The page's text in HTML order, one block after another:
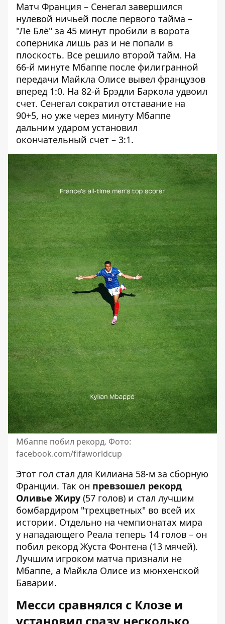
Матч Франция – Сенегал завершился
нулевой ничьей после первого тайма –
"Ле Блё" за 45 минут пробили в ворота
соперника лишь раз и не попали в
плоскость. Все решило второй тайм. На
66-й минуте Мбаппе после филигранной
передачи Майкла Олисе вывел французов
вперед 1:0. На 82-й Брэдли Баркола удвоил
счет. Сенегал сократил отставание на
90+5, но уже через минуту Мбаппе
дальним ударом установил
окончательный счет – 3:1.
Мбаппе побил рекорд. Фото:
facebook.com/fifaworldcup
Этот гол стал для Килиана 58-м за сборную
Франции. Так он превзошел рекорд
Оливье Жиру (57 голов) и стал лучшим
бомбардиром "трехцветных" во всей их
истории. Отдельно на чемпионатах мира
у нападающего Реала теперь 14 голов – он
побил рекорд Жуста Фонтена (13 мячей).
Лучшим игроком матча признали не
Мбаппе, а Майкла Олисе из мюнхенской
Баварии.
Месси сравнялся с Клозе и
установил сразу несколько